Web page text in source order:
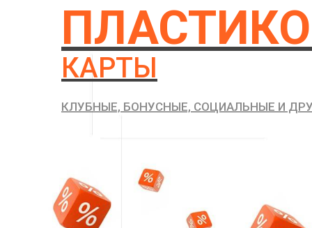
КАРТЫ
КЛУБНЫЕ, БОНУСНЫЕ, СОЦИАЛЬНЫЕ И